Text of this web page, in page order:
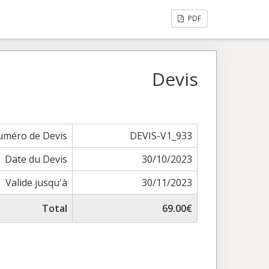
PDF
Devis
de Devis
DEVIS-V1_933
Date du Devis
30/10/2023
Valide jusqu'à
30/11/2023
Total
69.00€